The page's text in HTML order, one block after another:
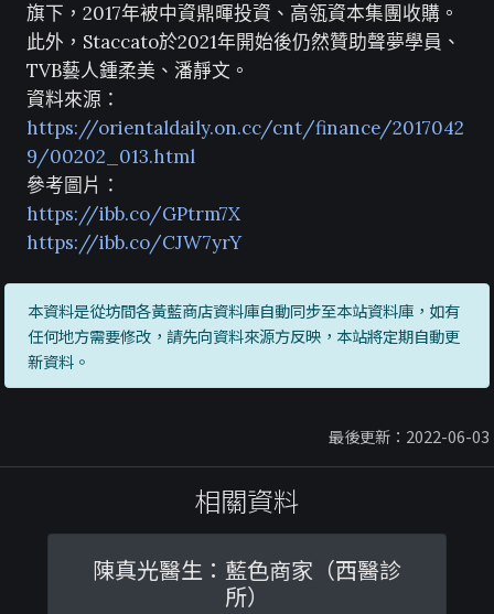
旗下，2017年被中資鼎暉投資、高瓴資本集團收購。
此外，Staccato於2021年開始後仍然贊助聲夢學員、
TVB藝人鍾柔美、潘靜文。
資料來源：
https://orientaldaily.on.cc/cnt/finance/2017042
9/00202_013.html
參考圖片：
https://ibb.co/GPtrm7X
https://ibb.co/CJW7yrY
本資料是從坊間各黃藍商店資料庫自動同步至本站資料庫，如有
任何地方需要修改，請先向資料來源方反映，本站將定期自動更
新資料。
最後更新：2022-06-03
相關資料
陳真光醫生：藍色商家（西醫診
所）